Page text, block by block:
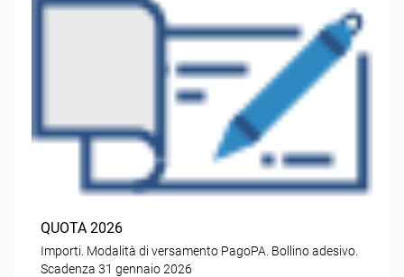
QUOTA 2026
Importi. Modalità di versamento PagoPA. Bollino adesivo.
Scadenza 31 gennaio 2026